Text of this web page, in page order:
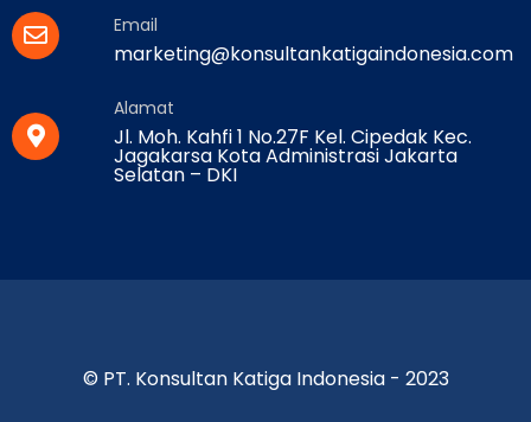
Email
marketing@konsultankatigaindonesia.com
Alamat
Jl. Moh. Kahfi 1 No.27F Kel. Cipedak Kec.
Jagakarsa Kota Administrasi Jakarta
Selatan – DKI
© PT. Konsultan Katiga Indonesia - 2023